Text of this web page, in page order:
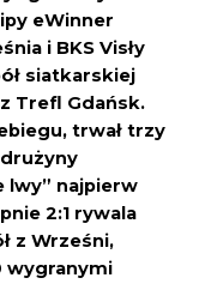
eWinner
i BKS Visły
siatkarskiej
Trefl Gdańsk.
trwał trzy
lwy” najpierw
2:1 rywala
z Wrześni,
wygranymi